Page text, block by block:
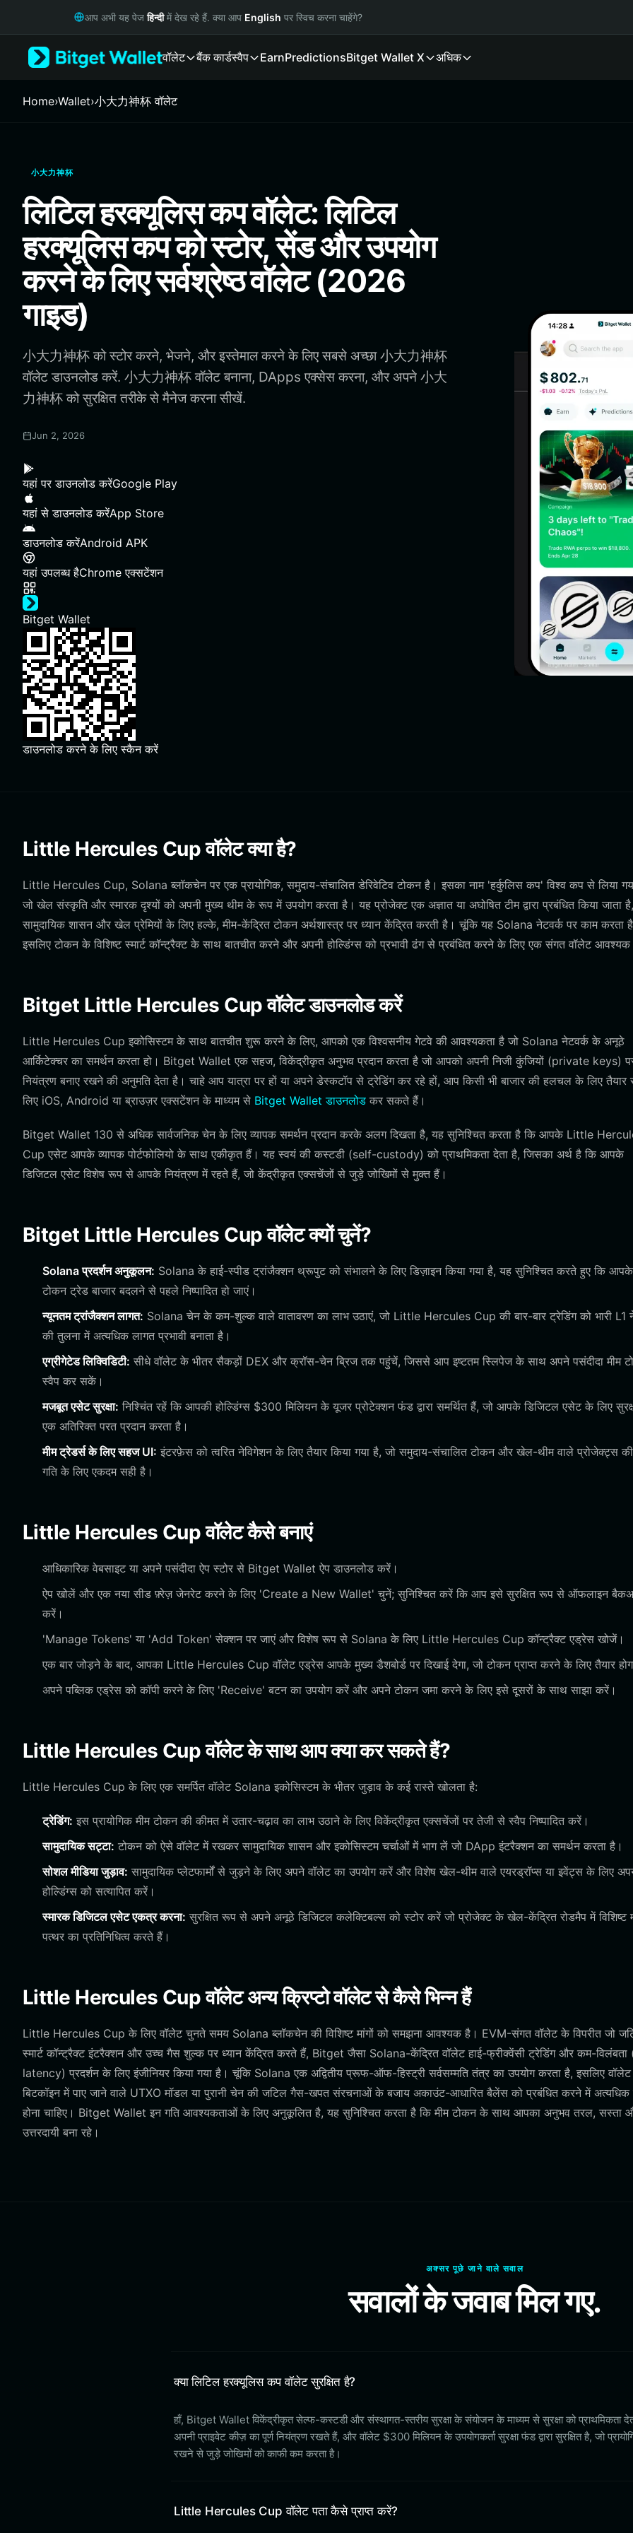
Русский
Italiano
繁體中文
Português (Portugal)
Bahasa Indonesia
ภาษาไทย
Español
Português (Brasil)
Español (Argentina)
आप अभी यह पेजहिन्दीमें देख रहे हैं. क्या आप English पर स्विच करना चाहेंगे?
वॉलेट बैंक कार्डस्वैप EarnPredictionsBitget Wallet X अधिक
Home›Wallet›小大力神杯 वॉलेट
小大力神杯
लिटिल हरक्यूलिस कप वॉलेट: लिटिल
हरक्यूलिस कप को स्टोर, सेंड और उपयोग
करने के लिए सर्वश्रेष्ठ वॉलेट (2026
गाइड)
小大力神杯 को स्टोर करने, भेजने, और इस्तेमाल करने के लिए सबसे अच्छा 小大力神杯
वॉलेट डाउनलोड करें. 小大力神杯 वॉलेट बनाना, DApps एक्सेस करना, और अपने 小大
力神杯 को सुरक्षित तरीके से मैनेज करना सीखें.
Jun 2, 2026
यहां पर डाउनलोड करेंGoogle Play
यहां से डाउनलोड करेंApp Store
डाउनलोड करेंAndroid APK
यहां उपलब्ध हैChrome एक्सटेंशन
Bitget Wallet
डाउनलोड करने के लिए स्कैन करें
Little Hercules Cup वॉलेट क्या है?
Little Hercules Cup, Solana ब्लॉकचेन पर एक प्रायोगिक, समुदाय-संचालित डेरिवेटिव टोकन है। इसका नाम 'हर्कुलिस कप' विश्व कप से लिया
जो खेल संस्कृति और स्मारक दृश्यों को अपनी मुख्य थीम के रूप में उपयोग करता है। यह प्रोजेक्ट एक अज्ञात या अघोषित टीम द्वारा प्रबंधित किया जाता
सामुदायिक शासन और खेल प्रेमियों के लिए हल्के, मीम-केंद्रित टोकन अर्थशास्त्र पर ध्यान केंद्रित करती है। चूंकि यह Solana नेटवर्क पर काम करता
इसलिए टोकन के विशिष्ट स्मार्ट कॉन्ट्रैक्ट के साथ बातचीत करने और अपनी होल्डिंग्स को प्रभावी ढंग से प्रबंधित करने के लिए एक संगत वॉलेट आवश्यक
Bitget Little Hercules Cup वॉलेट डाउनलोड करें
Little Hercules Cup इकोसिस्टम के साथ बातचीत शुरू करने के लिए, आपको एक विश्वसनीय गेटवे की आवश्यकता है जो Solana नेटवर्क के अनूठे
आर्किटेक्चर का समर्थन करता हो। Bitget Wallet एक सहज, विकेंद्रीकृत अनुभव प्रदान करता है जो आपको अपनी निजी कुंजियों (private keys)
नियंत्रण बनाए रखने की अनुमति देता है। चाहे आप यात्रा पर हों या अपने डेस्कटॉप से ट्रेडिंग कर रहे हों, आप किसी भी बाजार की हलचल के लिए तैयार
लिए iOS, Android या ब्राउज़र एक्सटेंशन के माध्यम से Bitget Wallet डाउनलोड कर सकते हैं।
Bitget Wallet 130 से अधिक सार्वजनिक चेन के लिए व्यापक समर्थन प्रदान करके अलग दिखता है, यह सुनिश्चित करता है कि आपके Little
Cup एसेट आपके व्यापक पोर्टफोलियो के साथ एकीकृत हैं। यह स्वयं की कस्टडी (self-custody) को प्राथमिकता देता है, जिसका अर्थ है कि आपके
डिजिटल एसेट विशेष रूप से आपके नियंत्रण में रहते हैं, जो केंद्रीकृत एक्सचेंजों से जुड़े जोखिमों से मुक्त हैं।
Bitget Little Hercules Cup वॉलेट क्यों चुनें?
Solana प्रदर्शन अनुकूलन: Solana के हाई-स्पीड ट्रांजैक्शन थ्रूपुट को संभालने के लिए डिज़ाइन किया गया है, यह सुनिश्चित करते हुए कि आपके
टोकन ट्रेड बाजार बदलने से पहले निष्पादित हो जाएं।
न्यूनतम ट्रांजैक्शन लागत: Solana चेन के कम-शुल्क वाले वातावरण का लाभ उठाएं, जो Little Hercules Cup की बार-बार ट्रेडिंग को भारी L1
की तुलना में अत्यधिक लागत प्रभावी बनाता है।
एग्रीगेटेड लिक्विडिटी: सीधे वॉलेट के भीतर सैकड़ों DEX और क्रॉस-चेन ब्रिज तक पहुंचें, जिससे आप इष्टतम स्लिपेज के साथ अपने पसंदीदा मीम
स्वैप कर सकें।
मजबूत एसेट सुरक्षा: निश्चिंत रहें कि आपकी होल्डिंग्स $300 मिलियन के यूजर प्रोटेक्शन फंड द्वारा समर्थित हैं, जो आपके डिजिटल एसेट के लिए
एक अतिरिक्त परत प्रदान करता है।
मीम ट्रेडर्स के लिए सहज UI: इंटरफ़ेस को त्वरित नेविगेशन के लिए तैयार किया गया है, जो समुदाय-संचालित टोकन और खेल-थीम वाले प्रोजेक्ट्स
गति के लिए एकदम सही है।
Little Hercules Cup वॉलेट कैसे बनाएं
आधिकारिक वेबसाइट या अपने पसंदीदा ऐप स्टोर से Bitget Wallet ऐप डाउनलोड करें।
ऐप खोलें और एक नया सीड फ़्रेज़ जेनरेट करने के लिए 'Create a New Wallet' चुनें; सुनिश्चित करें कि आप इसे सुरक्षित रूप से ऑफलाइन
करें।
'Manage Tokens' या 'Add Token' सेक्शन पर जाएं और विशेष रूप से Solana के लिए Little Hercules Cup कॉन्ट्रैक्ट एड्रेस खोजें।
एक बार जोड़ने के बाद, आपका Little Hercules Cup वॉलेट एड्रेस आपके मुख्य डैशबोर्ड पर दिखाई देगा, जो टोकन प्राप्त करने के लिए तैयार
अपने पब्लिक एड्रेस को कॉपी करने के लिए 'Receive' बटन का उपयोग करें और अपने टोकन जमा करने के लिए इसे दूसरों के साथ साझा करें।
Little Hercules Cup वॉलेट के साथ आप क्या कर सकते हैं?
Little Hercules Cup के लिए एक समर्पित वॉलेट Solana इकोसिस्टम के भीतर जुड़ाव के कई रास्ते खोलता है:
ट्रेडिंग: इस प्रायोगिक मीम टोकन की कीमत में उतार-चढ़ाव का लाभ उठाने के लिए विकेंद्रीकृत एक्सचेंजों पर तेजी से स्वैप निष्पादित करें।
सामुदायिक सट्टा: टोकन को ऐसे वॉलेट में रखकर सामुदायिक शासन और इकोसिस्टम चर्चाओं में भाग लें जो DApp इंटरैक्शन का समर्थन करता है।
सोशल मीडिया जुड़ाव: सामुदायिक प्लेटफार्मों से जुड़ने के लिए अपने वॉलेट का उपयोग करें और विशेष खेल-थीम वाले एयरड्रॉप्स या इवेंट्स के लिए
होल्डिंग्स को सत्यापित करें।
स्मारक डिजिटल एसेट एकत्र करना: सुरक्षित रूप से अपने अनूठे डिजिटल कलेक्टिबल्स को स्टोर करें जो प्रोजेक्ट के खेल-केंद्रित रोडमैप में विशिष्ट
पत्थर का प्रतिनिधित्व करते हैं।
Little Hercules Cup वॉलेट अन्य क्रिप्टो वॉलेट से कैसे भिन्न हैं
Little Hercules Cup के लिए वॉलेट चुनते समय Solana ब्लॉकचेन की विशिष्ट मांगों को समझना आवश्यक है। EVM-संगत वॉलेट के विपरीत जो
स्मार्ट कॉन्ट्रैक्ट इंटरैक्शन और उच्च गैस शुल्क पर ध्यान केंद्रित करते हैं, Bitget जैसा Solana-केंद्रित वॉलेट हाई-फ्रीक्वेंसी ट्रेडिंग और कम-
latency) प्रदर्शन के लिए इंजीनियर किया गया है। चूंकि Solana एक अद्वितीय प्रूफ-ऑफ-हिस्ट्री सर्वसम्मति तंत्र का उपयोग करता है, इसलिए
बिटकॉइन में पाए जाने वाले UTXO मॉडल या पुरानी चेन की जटिल गैस-खपत संरचनाओं के बजाय अकाउंट-आधारित बैलेंस को प्रबंधित करने में
होना चाहिए। Bitget Wallet इन गति आवश्यकताओं के लिए अनुकूलित है, यह सुनिश्चित करता है कि मीम टोकन के साथ आपका अनुभव तरल, सस्ता
उत्तरदायी बना रहे।
अक्सर पूछे जाने वाले सवाल
सवालों के जवाब मिल गए.
क्या लिटिल हरक्यूलिस कप वॉलेट सुरक्षित है?
हाँ, Bitget Wallet विकेंद्रीकृत सेल्फ-कस्टडी और संस्थागत-स्तरीय सुरक्षा के संयोजन के माध्यम से सुरक्षा को प्राथमिकता
अपनी प्राइवेट कीज़ का पूर्ण नियंत्रण रखते हैं, और वॉलेट $300 मिलियन के उपयोगकर्ता सुरक्षा फंड द्वारा सुरक्षित है, जो
रखने से जुड़े जोखिमों को काफी कम करता है।
Little Hercules Cup वॉलेट पता कैसे प्राप्त करें?